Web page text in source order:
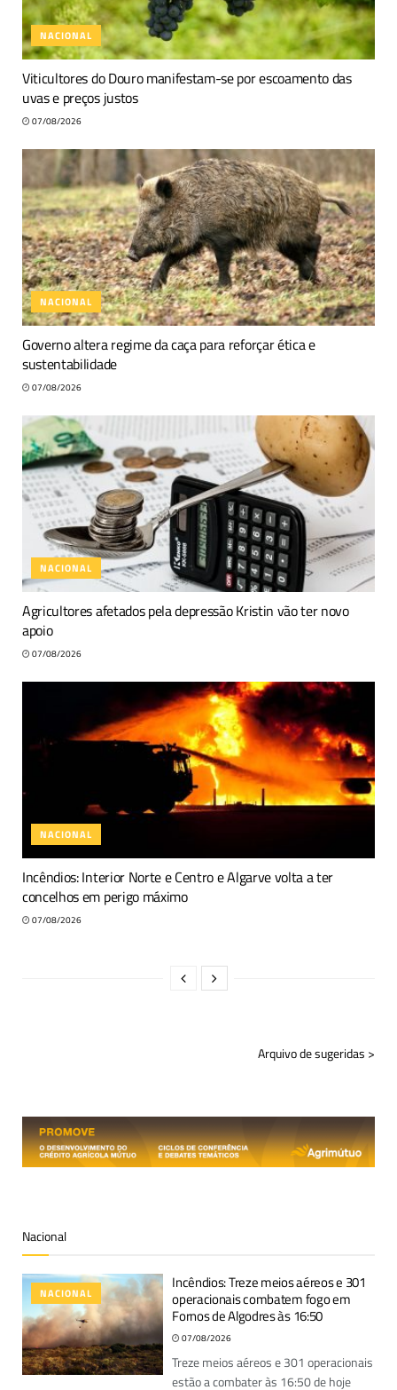
NACIONAL
Viticultores do Douro manifestam-se por escoamento das
uvas e preços justos
07/08/2026
NACIONAL
Governo altera regime da caça para reforçar ética e
sustentabilidade
07/08/2026
NACIONAL
Agricultores afetados pela depressão Kristin vão ter novo
apoio
07/08/2026
NACIONAL
Incêndios: Interior Norte e Centro e Algarve volta a ter
concelhos em perigo máximo
07/08/2026
Arquivo de sugeridas >
Nacional
NACIONAL
Incêndios: Treze meios aéreos e 301
operacionais combatem fogo em
Fornos de Algodres às 16:50
07/08/2026
Treze meios aéreos e 301 operacionais
estão a combater às 16:50 de hoje